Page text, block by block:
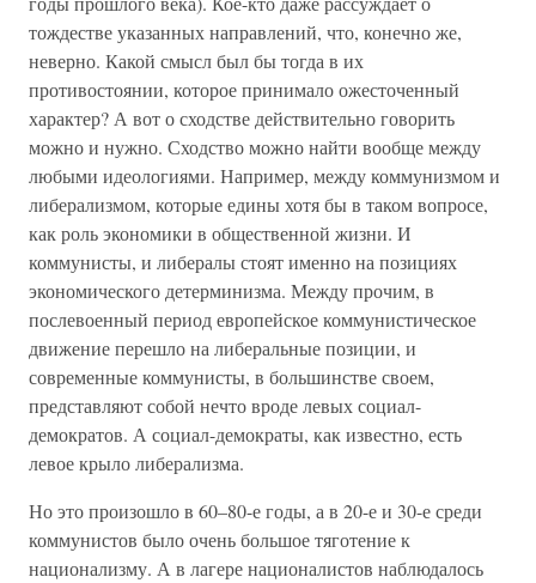
тождестве указанных направлений, что, конечно же,
неверно. Какой смысл был бы тогда в их
противостоянии, которое принимало ожесточенный
характер? А вот о сходстве действительно говорить
можно и нужно. Сходство можно найти вообще между
любыми идеологиями. Например, между коммунизмом и
либерализмом, которые едины хотя бы в таком вопросе,
как роль экономики в общественной жизни. И
коммунисты, и либералы стоят именно на позициях
экономического детерминизма. Между прочим, в
послевоенный период европейское коммунистическое
движение перешло на либеральные позиции, и
современные коммунисты, в большинстве своем,
представляют собой нечто вроде левых социал-
демократов. А социал-демократы, как известно, есть
левое крыло либерализма.
Но это произошло в 60–80-е годы, а в 20-е и 30-е среди
коммунистов было очень большое тяготение к
национализму. А в лагере националистов наблюдалось